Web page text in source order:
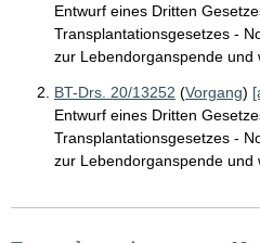
Entwurf eines Dritten
Transplantationsgesetzes -
zur Lebendorganspende und
BT-Drs. 20/13252 (Vorgang)
Entwurf eines Dritten
Transplantationsgesetzes -
zur Lebendorganspende und